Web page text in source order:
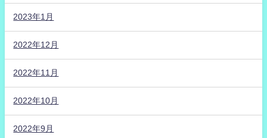
2023年1月
2022年12月
2022年11月
2022年10月
2022年9月